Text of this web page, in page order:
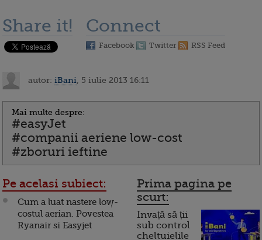
Share it! Connect
Facebook Twitter RSS Feed
autor: iBani , 5 iulie 2013 16:11
Mai multe despre:
#easyJet
#companii aeriene low-cost
#zboruri ieftine
Pe acelasi subiect:
Cum a luat nastere low-
costul aerian. Povestea
Ryanair si Easyjet
Prima pagina pe
scurt:
Invață să ții
sub control
cheltuielile